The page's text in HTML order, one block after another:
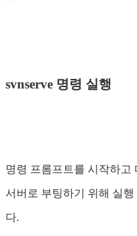
svnserve 명령 실행
명령 프롬프트를 시작하고
서버로 부팅하기 위해 실
다.